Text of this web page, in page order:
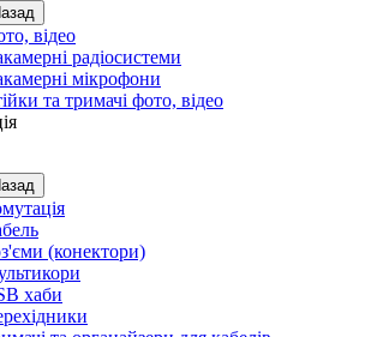
відео
радіосистеми
мікрофони
та тримачі фото, відео
(конектори)
хаби